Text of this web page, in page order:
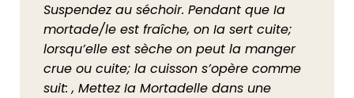
Suspendez au séchoir. Pendant que Ia
mortade/le est fraîche, on Ia sert cuite;
lorsqu’elle est sèche on peut la manger
crue ou cuite; la cuisson s’opère comme
suit: , Mettez Ia Mortadelle dans une